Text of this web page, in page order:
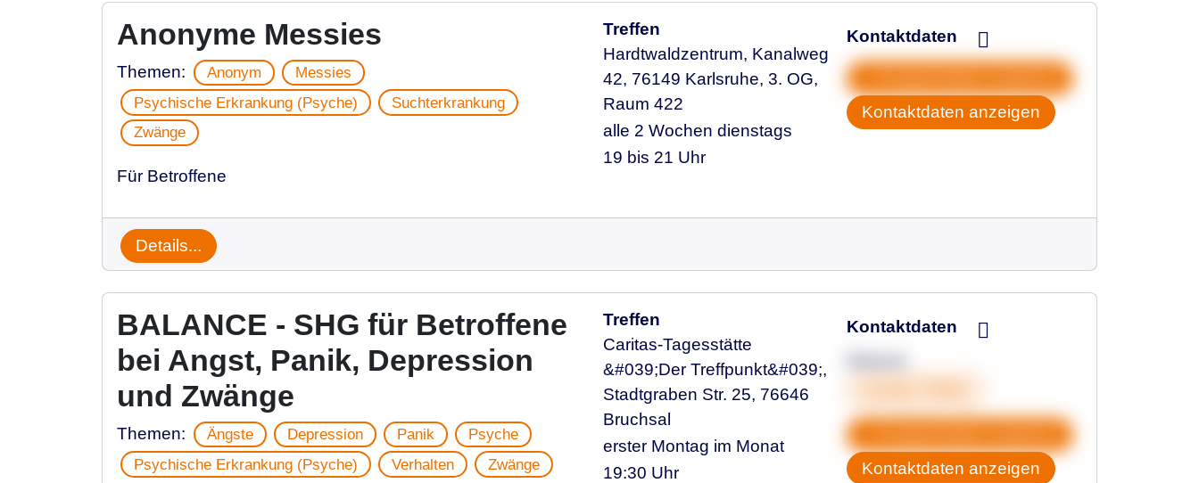
Anonyme Messies
Themen: Anonym
Messies
Psychische Erkrankung (Psyche)
Suchterkrankung
Zwänge
Für Betroffene
Treffen
Hardtwaldzentrum, Kanalweg
42, 76149 Karlsruhe, 3. OG,
Raum 422
alle 2 Wochen dienstags
19 bis 21 Uhr
Kontaktdaten
Kontaktdaten anzeigen
Details...
BALANCE - SHG für Betroffene
bei Angst, Panik, Depression
und Zwänge
Themen: Ängste Depression Panik
Psyche
Psychische Erkrankung (Psyche)
Verhalten Zwänge
Treffen
Caritas-Tagesstätte
&#039;Der Treffpunkt&#039;,
Stadtgraben Str. 25, 76646
Bruchsal
erster Montag im Monat
19:30 Uhr
Kontaktdaten
Kontaktdaten anzeigen